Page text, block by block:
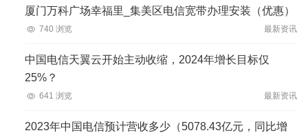
厦门万科广场幸福里_集美区电信宽带办理安装（优惠）
740 浏览 最新资讯
中国电信天翼云开始主动收缩，2024年增长目标仅
25%？
641 浏览 最新资讯
2023年中国电信预计营收多少（5078.43亿元，同比增